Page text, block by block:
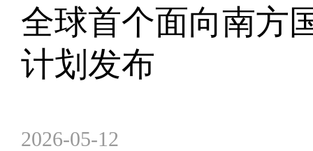
全球首个面向南方
计划发布
2026-05-12